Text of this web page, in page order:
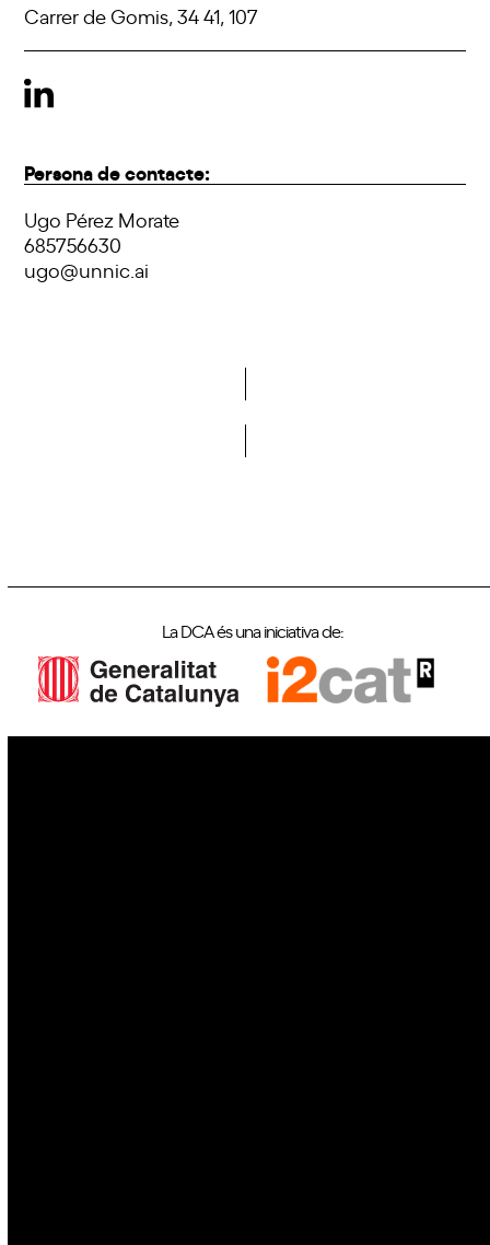
Carrer de Gomis, 34 41, 107
Persona de contacte:
Ugo Pérez Morate
685756630
ugo@unnic.ai
La DCA és una iniciativa de: